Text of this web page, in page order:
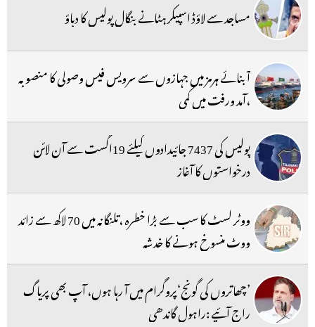
مساجد سے لاؤڈ اسپیکر ہٹانے بنگال پولیس کا دباؤ
آبنائے ہرمز میں جہازوں سے سرویس فیس وصولی کا منصوبہ
،آمد ورفت میں کمی
پولیس کی 7437 جائیدادوں کیلئے 19اگست سے آن لائن
درخواستوں کا آغاز
ووٹر لسٹ کا سب سے بڑا خطرہ ،تلنگانہ میں 70 لاکھ سے زائد
ووٹ منسوخ ہونے کا خدشہ
’چھاتروں کی گونج‘پروگرام میں آ رہا ہوں، آپ بھی پریاگ
راج آئیے :راہول گاندھی